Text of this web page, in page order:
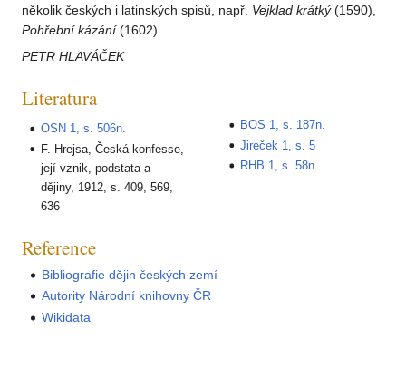
několik českých i latinských spisů, např. Vejklad krátký(1590),
Pohřební kázání(1602).
PETR HLAVÁČEK
Literatura
OSN 1, s. 506n.
F. Hrejsa, Česká konfesse,
její vznik, podstata a
dějiny, 1912, s. 409, 569,
636
BOS 1, s. 187n.
Jireček 1, s. 5
RHB 1, s. 58n.
Reference
Bibliografie dějin českých zemí
Autority Národní knihovny ČR
Wikidata